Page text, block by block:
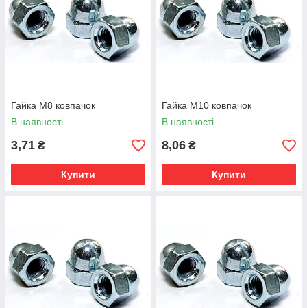
Гайка М8 ковпачок
В наявності
3,71 ₴
Купити
Гайка М10 ковпачок
В наявності
8,06 ₴
Купити